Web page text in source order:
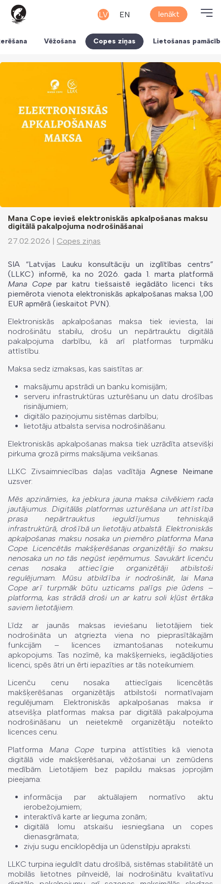
LV EN Ienākt
Vēžošana Copes ziņas Lietošanas
Mana Cope ievieš elektroniskās apkalpošanas maksu
digitālā pakalpojuma nodrošināšanai
27.02.2026
Copes ziņas
SIA “Latvijas Lauku konsultāciju un izglītības centrs”
(LLKC) informē, ka no 2026. gada 1. marta platformā
Mana Copepar katru tiešsaistē iegādāto licenci tiks
piemērota vienota elektroniskās apkalpošanas maksa 1,00
EUR apmērā (ieskaitot PVN).
Elektroniskās apkalpošanas maksa tiek ieviesta, lai
nodrošinātu stabilu, drošu un nepārtrauktu digitālā
pakalpojuma darbību, kā arī platformas turpmāku
attīstību.
Maksa sedz izmaksas, kas saistītas ar:
maksājumu apstrādi un banku komisijām;
serveru infrastruktūras uzturēšanu un datu drošības
risinājumiem;
digitālo paziņojumu sistēmas darbību;
lietotāju atbalsta servisa nodrošināšanu.
Elektroniskās apkalpošanas maksa tiek uzrādīta atsevišķi
pirkuma grozā pirms maksājuma veikšanas.
LLKC Zivsaimniecības daļas vadītāja Agnese Neimane
uzsver:
Mēs apzināmies, ka jebkura jauna maksa cilvēkiem rada
jautājumus. Digitālās platformas uzturēšana un attīstība
prasa nepārtrauktus ieguldījumus tehniskajā
infrastruktūrā, drošībā un lietotāju atbalstā. Elektroniskās
apkalpošanas maksu nosaka un piemēro platforma Mana
Cope. Licencētās makšķerēšanas organizētāji šo maksu
nenosaka un no tās negūst ieņēmumus. Savukārt licenču
cenas nosaka attiecīgie organizētāji atbilstoši
regulējumam. Mūsu atbildība ir nodrošināt, lai Mana
Cope arī turpmāk būtu uzticams palīgs pie ūdens –
platforma, kas strādā droši un ar katru soli kļūst ērtāka
saviem lietotājiem.
Līdz ar jaunās maksas ieviešanu lietotājiem tiek
nodrošināta un atgriezta viena no pieprasītākajām
funkcijām – licences izmantošanas noteikumu
apkopojums. Tas nozīmē, ka makšķernieks, iegādājoties
licenci, spēs ātri un ērti iepazīties ar tās noteikumiem.
Licenču cenu nosaka attiecīgais licencētās
makšķerēšanas organizētājs atbilstoši normatīvajam
regulējumam. Elektroniskās apkalpošanas maksa ir
atsevišķa platformas maksa par digitālā pakalpojuma
nodrošināšanu un neietekmē organizētāju noteikto
licences cenu.
Platforma Mana Copeturpina attīstīties kā vienota
digitālā vide makšķerēšanai, vēžošanai un zemūdens
medībām. Lietotājiem bez papildu maksas joprojām
pieejama:
informācija par aktuālajiem normatīvo aktu
ierobežojumiem;
interaktīvā karte ar lieguma zonām;
digitālā lomu atskaišu iesniegšana un copes
dienasgrāmata;
zivju sugu enciklopēdija un ūdenstilpju apraksti.
LLKC turpina ieguldīt datu drošībā, sistēmas stabilitātē un
mobilās lietotnes pilnveidē, lai nodrošinātu kvalitatīvu